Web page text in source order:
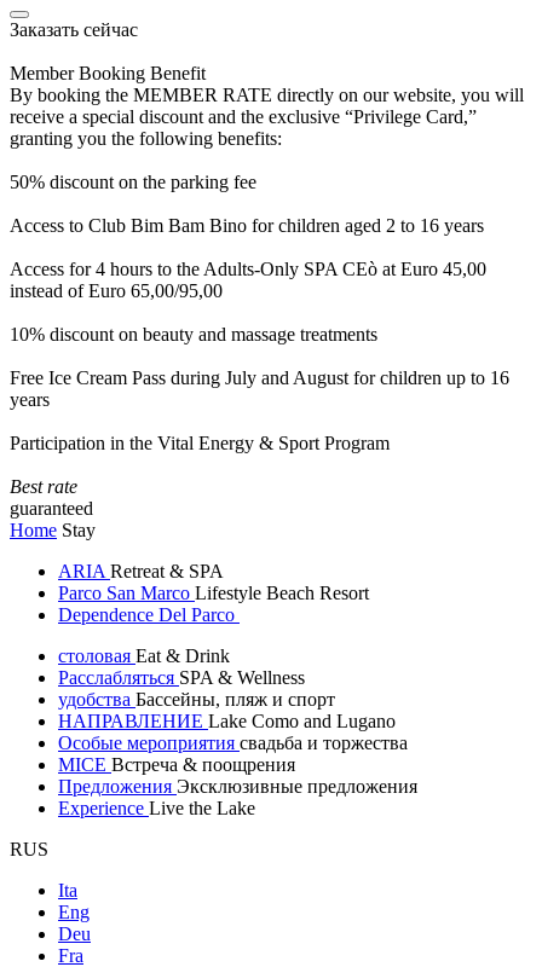
Заказать сейчас
Member Booking Benefit
By booking the MEMBER RATE directly on our website, you will
receive a special discount and the exclusive “Privilege Card,”
granting you the following benefits:
50% discount on the parking fee
Access to Club Bim Bam Bino for children aged 2 to 16 years
Access for 4 hours to the Adults-Only SPA CEò at Euro 45,00
instead of Euro 65,00/95,00
10% discount on beauty and massage treatments
Free Ice Cream Pass during July and August for children up to 16
years
Participation in the Vital Energy & Sport Program
Best rate
guaranteed
Home Stay
ARIA Retreat & SPA
Parco San Marco Lifestyle Beach Resort
Dependence Del Parco
столовая Eat & Drink
Расслабляться SPA & Wellness
удобства Бассейны, пляж и спорт
НАПРАВЛЕНИЕ Lake Como and Lugano
Особые мероприятия свадьба и торжества
MICE Встреча & поощрения
Предложения Эксклюзивные предложения
Experience Live the Lake
RUS
Ita
Eng
Deu
Fra